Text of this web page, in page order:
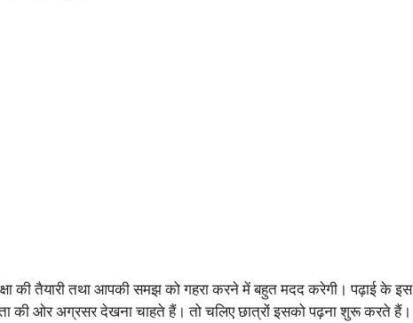
की तैयारी तथा आपकी समझ को गहरा करने में बहुत मदद करेगी। पढ़ाई के इस
ओर अग्रसर देखना चाहते हैं। तो चलिए छात्रों इसको पढ़ना शुरू करते हैं।